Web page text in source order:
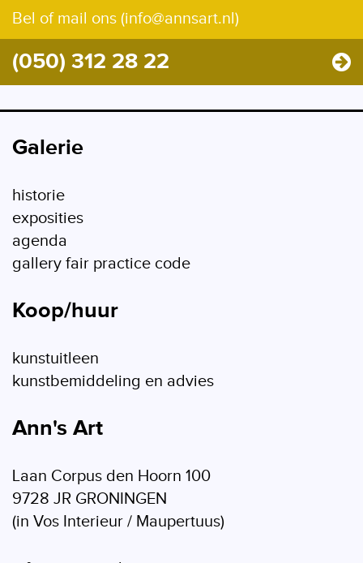
Bel of mail ons (info@annsart.nl)
(050) 312 28 22
Galerie
historie
exposities
agenda
gallery fair practice code
Koop/huur
kunstuitleen
kunstbemiddeling en advies
Ann's Art
Laan Corpus den Hoorn 100
9728 JR GRONINGEN
(in Vos Interieur / Maupertuus)